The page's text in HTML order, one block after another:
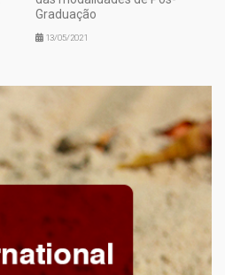
Graduação
13/05/2021